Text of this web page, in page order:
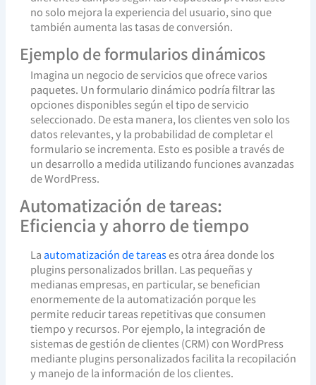
no solo mejora la experiencia del usuario, sino que
también aumenta las tasas de conversión.
Ejemplo de formularios dinámicos
Imagina un negocio de servicios que ofrece varios
paquetes. Un formulario dinámico podría filtrar las
opciones disponibles según el tipo de servicio
seleccionado. De esta manera, los clientes ven solo los
datos relevantes, y la probabilidad de completar el
formulario se incrementa. Esto es posible a través de
un desarrollo a medida utilizando funciones avanzadas
de WordPress.
Automatización de tareas:
Eficiencia y ahorro de tiempo
La automatización de tareases otra área donde los
plugins personalizados brillan. Las pequeñas y
medianas empresas, en particular, se benefician
enormemente de la automatización porque les
permite reducir tareas repetitivas que consumen
tiempo y recursos. Por ejemplo, la integración de
sistemas de gestión de clientes (CRM) con WordPress
mediante plugins personalizados facilita la recopilación
y manejo de la información de los clientes.